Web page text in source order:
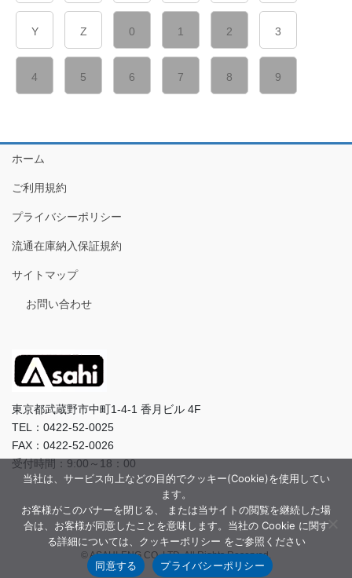
Y Z 0 1 2 3
4 5 6 7 8 9
ホーム
ご利用規約
プライバシーポリシー
流通在庫納入保証規約
サイトマップ
お問い合わせ
東京都武蔵野市中町1-4-1 香月ビル 4F
TEL：0422-52-0025
FAX：0422-52-0026
受付時間：9:00～18：00
© ASAHI-ENG CO.,LTD. All Rights Reserved.
当社は、サービス向上などの目的でクッキー(Cookie)を使用してい
ます。
お客様がこのバナーを閉じる、 または当サイトの閲覧を継続した場
合は、お客様が同意したことを意味します。当社の Cookie に関す
る詳細については、クッキーポリシー をご参照ください
同意する
プライバシーポリシー